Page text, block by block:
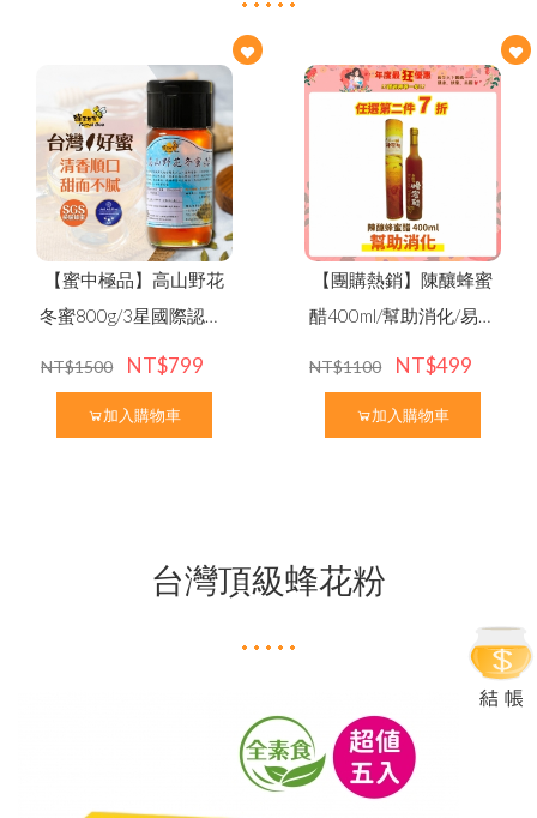
【蜜中極品】高山野花
冬蜜800g/3星國際認證/
附精美提盒
NT$1500 NT$799
加入購物車
【團購熱銷】陳釀蜂蜜
醋400ml/幫助消化/易碎
無法超商取貨
NT$1100 NT$499
加入購物車
台灣頂級蜂花粉